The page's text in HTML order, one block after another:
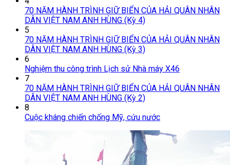
70 NĂM HÀNH TRÌNH GIỮ BIỂN CỦA HẢI QUÂN NHÂN
DÂN VIỆT NAM ANH HÙNG (Kỳ 4)
5
70 NĂM HÀNH TRÌNH GIỮ BIỂN CỦA HẢI QUÂN NHÂN
DÂN VIỆT NAM ANH HÙNG (Kỳ 3)
6
Nghiệm thu công trình Lịch sử Nhà máy X46
7
70 NĂM HÀNH TRÌNH GIỮ BIỂN CỦA HẢI QUÂN NHÂN
DÂN VIỆT NAM ANH HÙNG (Kỳ 2)
8
Cuộc kháng chiến chống Mỹ, cứu nước